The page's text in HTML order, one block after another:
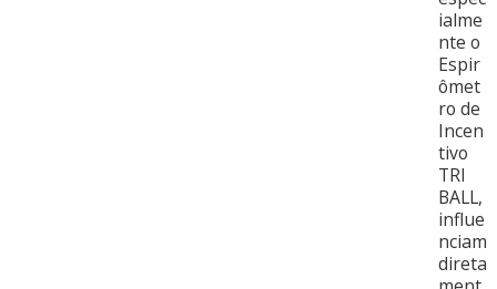
ialme
nte o
Espir
ômet
ro de
Incen
tivo
TRI
BALL,
influe
nciam
direta